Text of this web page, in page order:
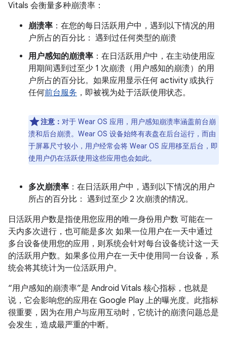
Vitals 会衡量多种崩溃率：
崩溃率 ：在您的每日活跃用户中，遇到以下情况的用
户所占的百分比： 遇到过任何类型的崩溃
用户感知的崩溃率 ：在日活跃用户中，在主动使用应
用期间遇到过至少 1 次崩溃（用户感知的崩溃）的用
户所占的百分比。如果应用显示任何 activity 或执行
任何前台服务 ，即被视为处于活跃使用状态。
注意： 对于 Wear OS 应用，用户感知崩溃率涵盖前台崩
溃和后台崩溃。Wear OS 设备始终有表盘在后台运行，而由
于屏幕尺寸较小，用户经常会将 Wear OS 应用移至后台，即
使用户仍在活跃使用这些应用也会如此。
多次崩溃率 ：在日活跃用户中，遇到以下情况的用户
所占的百分比： 遇到过至少 2 次崩溃的情况。
日活跃用户数是指使用您应用的唯一身份用户数 可能在一
天内多次进行，也可能是多次 如果一位用户在一天中通过
多台设备使用您的应用，则系统会针对每台设备统计这一天
的活跃用户数。如果多位用户在一天中使用同一台设备，系
统会将其统计为一位活跃用户。
“用户感知的崩溃率”是 Android Vitals 核心指标，也就是
说，它会影响您的应用在 Google Play 上的曝光度。此指标
很重要，因为在用户与应用互动时，它统计的崩溃问题总是
会发生，造成最严重的中断。